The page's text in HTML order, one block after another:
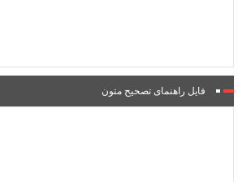
فایل راهنمای تصحیح متون